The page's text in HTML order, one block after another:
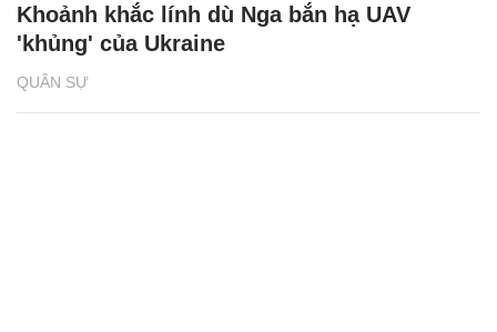
QUÂN SỰ
Khoảnh khắc lính dù Nga bắn hạ UAV
'khủng' của Ukraine